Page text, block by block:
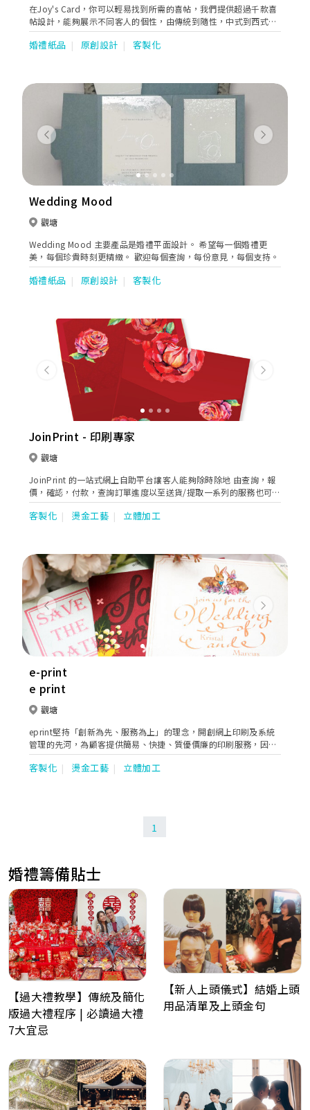
在Joy's Card，你可以輕易找到所需的喜帖，我們提供超過千款喜
帖設計，能夠展示不同客人的個性，由傳統到隨性，中式到西式，
簡單至高度舍人化，式式俱備。
婚禮紙品 原創設計 客製化
Previous Next
Wedding Mood
觀塘
Wedding Mood 主要產品是婚禮平面設計。 希望每一個婚禮更
美，每個珍貴時刻更精緻。 歡迎每個查詢，每份意見，每個支持。
婚禮紙品 原創設計 客製化
Previous Next
JoinPrint - 印刷專家
觀塘
JoinPrint 的一站式網上自助平台讓客人能夠除時除地 由查詢，報
價，確認，付款，查詢訂單進度以至送貨/提取一系列的服務也可以
輕鬆完成。 除備有多種優質紙材之外JoinPrint更特別為客人免費
設計了多款精美咭片模樣，客人只要輸入簡單資料便能創造屬於自
客製化 燙金工藝 立體加工
Previous Next
e-print
e print
觀塘
eprint堅持「創新為先、服務為上」的理念，開創網上印刷及系統
管理的先河，為顧客提供簡易、快捷、質優價廉的印刷服務，因
此，在創辦10多年間，經已於本地及國際獎項中屢獲殊榮。
客製化 燙金工藝 立體加工
1
婚禮籌備貼士
【過大禮教學】傳統及簡化
版過大禮程序 | 必讀過大禮
7大宜忌
【新人上頭儀式】結婚上頭
用品清單及上頭金句